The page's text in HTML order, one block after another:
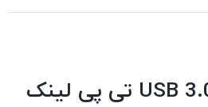
هاب 7 پورت USB 3.0 تی پی لینک